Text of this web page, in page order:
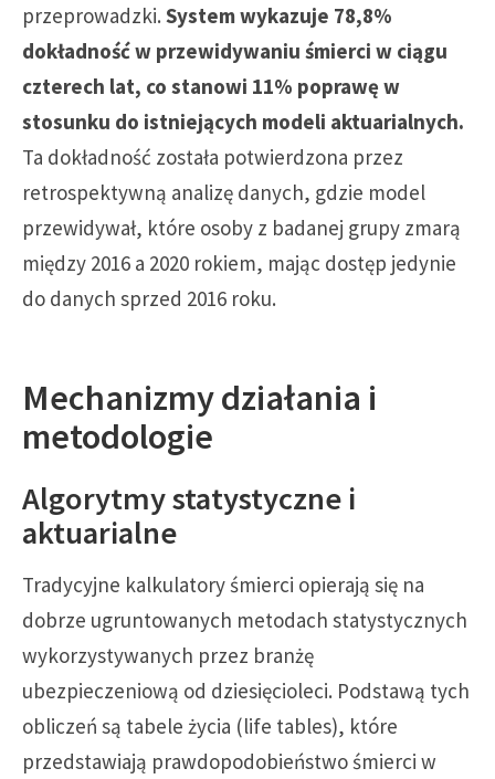
przeprowadzki. System wykazuje 78,8%
dokładność w przewidywaniu śmierci w ciągu
czterech lat, co stanowi 11% poprawę w
stosunku do istniejących modeli aktuarialnych.
Ta dokładność została potwierdzona przez
retrospektywną analizę danych, gdzie model
przewidywał, które osoby z badanej grupy zmarą
między 2016 a 2020 rokiem, mając dostęp jedynie
do danych sprzed 2016 roku.
Mechanizmy działania i
metodologie
Algorytmy statystyczne i
aktuarialne
Tradycyjne kalkulatory śmierci opierają się na
dobrze ugruntowanych metodach statystycznych
wykorzystywanych przez branżę
ubezpieczeniową od dziesięcioleci. Podstawą tych
obliczeń są tabele życia (life tables), które
przedstawiają prawdopodobieństwo śmierci w